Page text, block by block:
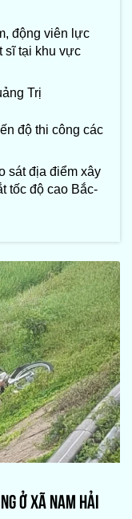
động viên lực
sĩ tại khu vực
Trị
độ thi công các
sát địa điểm xây
tốc độ cao Bắc-
Ở XÃ NAM HẢI